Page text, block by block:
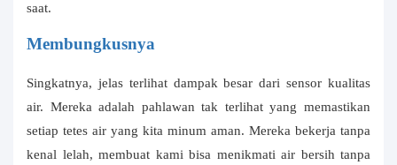
saat.
Membungkusnya
Singkatnya, jelas terlihat dampak besar dari sensor kualitas
air. Mereka adalah pahlawan tak terlihat yang memastikan
setiap tetes air yang kita minum aman. Mereka bekerja tanpa
kenal lelah, membuat kami bisa menikmati air bersih tanpa